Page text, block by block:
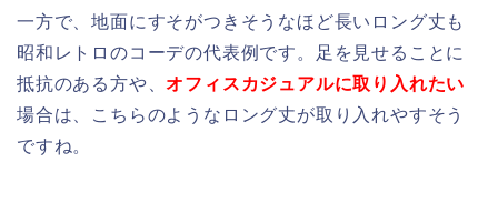
一方で、地面にすそがつきそうなほど長いロング丈も
昭和レトロのコーデの代表例です。足を見せることに
抵抗のある方や、オフィスカジュアルに取り入れたい
場合は、こちらのようなロング丈が取り入れやすそう
ですね。